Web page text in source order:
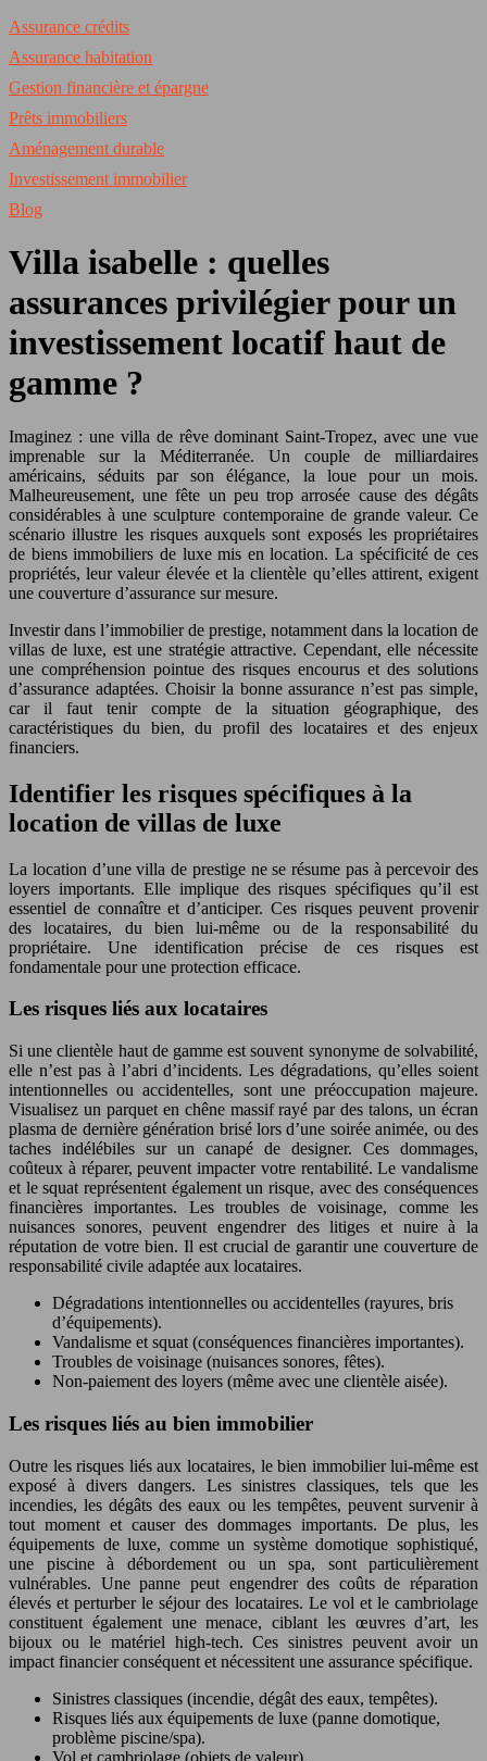
Assurance crédits
Assurance habitation
Gestion financière et épargne
Prêts immobiliers
Aménagement durable
Investissement immobilier
Blog
Villa isabelle : quelles
assurances privilégier pour un
investissement locatif haut de
gamme ?
Imaginez : une villa de rêve dominant Saint-Tropez, avec une vue
imprenable sur la Méditerranée. Un couple de milliardaires
américains, séduits par son élégance, la loue pour un mois.
Malheureusement, une fête un peu trop arrosée cause des dégâts
considérables à une sculpture contemporaine de grande valeur. Ce
scénario illustre les risques auxquels sont exposés les propriétaires
de biens immobiliers de luxe mis en location. La spécificité de ces
propriétés, leur valeur élevée et la clientèle qu’elles attirent, exigent
une couverture d’assurance sur mesure.
Investir dans l’immobilier de prestige, notamment dans la location de
villas de luxe, est une stratégie attractive. Cependant, elle nécessite
une compréhension pointue des risques encourus et des solutions
d’assurance adaptées. Choisir la bonne assurance n’est pas simple,
car il faut tenir compte de la situation géographique, des
caractéristiques du bien, du profil des locataires et des enjeux
financiers.
Identifier les risques spécifiques à la
location de villas de luxe
La location d’une villa de prestige ne se résume pas à percevoir des
loyers importants. Elle implique des risques spécifiques qu’il est
essentiel de connaître et d’anticiper. Ces risques peuvent provenir
des locataires, du bien lui-même ou de la responsabilité du
propriétaire. Une identification précise de ces risques est
fondamentale pour une protection efficace.
Les risques liés aux locataires
Si une clientèle haut de gamme est souvent synonyme de solvabilité,
elle n’est pas à l’abri d’incidents. Les dégradations, qu’elles soient
intentionnelles ou accidentelles, sont une préoccupation majeure.
Visualisez un parquet en chêne massif rayé par des talons, un écran
plasma de dernière génération brisé lors d’une soirée animée, ou des
taches indélébiles sur un canapé de designer. Ces dommages,
coûteux à réparer, peuvent impacter votre rentabilité. Le vandalisme
et le squat représentent également un risque, avec des conséquences
financières importantes. Les troubles de voisinage, comme les
nuisances sonores, peuvent engendrer des litiges et nuire à la
réputation de votre bien. Il est crucial de garantir une couverture de
responsabilité civile adaptée aux locataires.
Dégradations intentionnelles ou accidentelles (rayures, bris
d’équipements).
Vandalisme et squat (conséquences financières importantes).
Troubles de voisinage (nuisances sonores, fêtes).
Non-paiement des loyers (même avec une clientèle aisée).
Les risques liés au bien immobilier
Outre les risques liés aux locataires, le bien immobilier lui-même est
exposé à divers dangers. Les sinistres classiques, tels que les
incendies, les dégâts des eaux ou les tempêtes, peuvent survenir à
tout moment et causer des dommages importants. De plus, les
équipements de luxe, comme un système domotique sophistiqué,
une piscine à débordement ou un spa, sont particulièrement
vulnérables. Une panne peut engendrer des coûts de réparation
élevés et perturber le séjour des locataires. Le vol et le cambriolage
constituent également une menace, ciblant les œuvres d’art, les
bijoux ou le matériel high-tech. Ces sinistres peuvent avoir un
impact financier conséquent et nécessitent une assurance spécifique.
Sinistres classiques (incendie, dégât des eaux, tempêtes).
Risques liés aux équipements de luxe (panne domotique,
problème piscine/spa).
Vol et cambriolage (objets de valeur).